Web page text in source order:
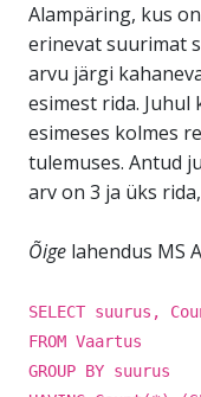
Alampäring, kus
erinevat suurimat
arvu järgi
esimest rida. Juhul
esimeses kolmes
tulemuses. Antud
arv on 3 ja üks
Õige lahendus MS
SELECT suurus,
FROM Vaartus
GROUP BY suurus